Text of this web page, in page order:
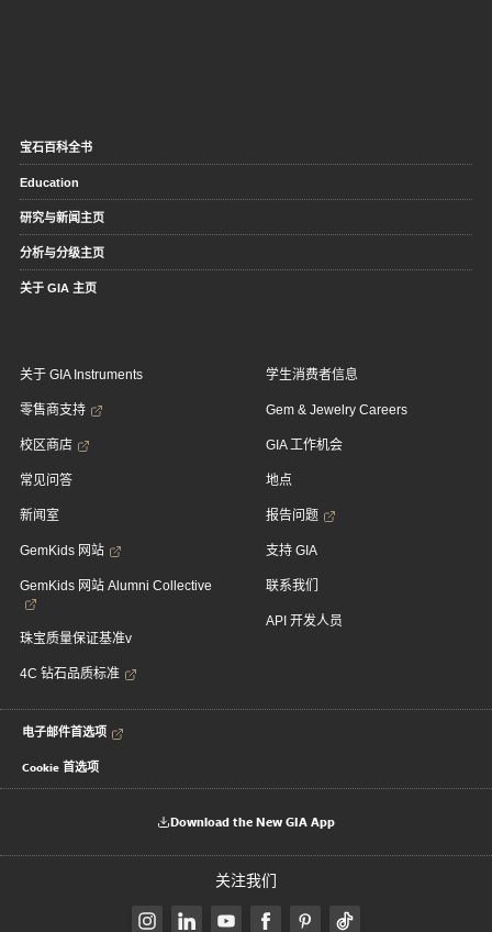
宝石百科全书
Education
研究与新闻主页
分析与分级主页
关于 GIA 主页
关于 GIA Instruments
零售商支持
校区商店
常见问答
新闻室
GemKids 网站
GemKids 网站 Alumni Collective
珠宝质量保证基准v
4C 钻石品质标准
学生消费者信息
Gem & Jewelry Careers
GIA 工作机会
地点
报告问题
支持 GIA
联系我们
API 开发人员
电子邮件首选项
Cookie 首选项
Download the New GIA App
关注我们